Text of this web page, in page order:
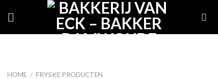
HOME / FRYSKE PRODUCTEN